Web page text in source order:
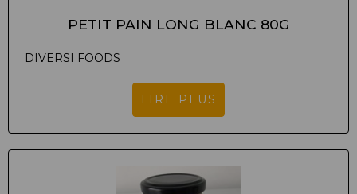
PETIT PAIN LONG BLANC 80G
DIVERSI FOODS
LIRE PLUS